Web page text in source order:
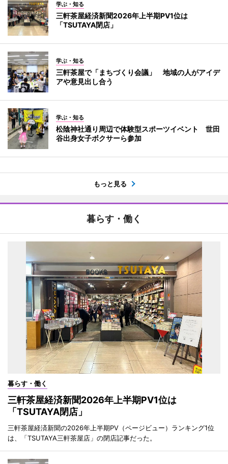
学ぶ・知る
三軒茶屋経済新聞2026年上半期PV1位は
「TSUTAYA閉店」
学ぶ・知る
三軒茶屋で「まちづくり会議」 地域の人がアイデ
アや意見出し合う
学ぶ・知る
松陰神社通り周辺で体験型スポーツイベント 世田
谷出身女子ボクサーら参加
もっと見る
暮らす・働く
暮らす・働く
三軒茶屋経済新聞2026年上半期PV1位は
「TSUTAYA閉店」
三軒茶屋経済新聞の2026年上半期PV（ページビュー）ランキング1位
は、「TSUTAYA三軒茶屋店」の閉店記事だった。